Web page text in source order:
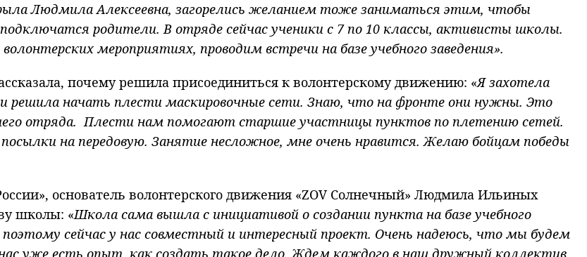
Людмила Алексеевна, загорелись желанием тоже заниматься этим, чтобы
родители. В отряде сейчас ученики с 7 по 10 классы, активисты школы.
мероприятиях, проводим встречи на базе учебного заведения».
почему решила присоединиться к волонтерскому движению: «Я захотела
решила начать плести маскировочные сети. Знаю, что на фронте они нужны. Это
отряда. Плести нам помогают старшие участницы пунктов по плетению сетей.
на передовую. Занятие несложное, мне очень нравится. Желаю бойцам победы
основатель волонтерского движения «ZOV Солнечный» Людмила Ильиных
школы: «Школа сама вышла с инициативой о создании пункта на базе учебного
сейчас у нас совместный и интересный проект. Очень надеюсь, что мы будем
уже есть опыт, как создать такое дело. Ждем каждого в наш дружный коллектив